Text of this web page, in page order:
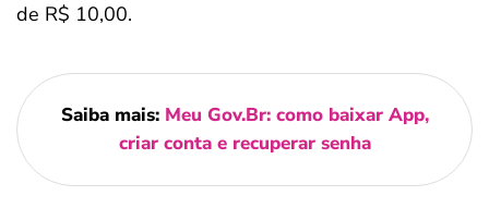
de R$ 10,00.
Saiba mais: Meu Gov.Br: como baixar App,
criar conta e recuperar senha